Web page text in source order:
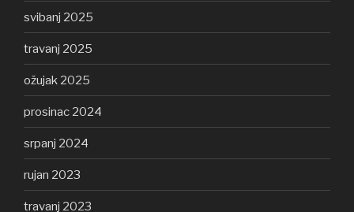
svibanj 2025
travanj 2025
ožujak 2025
prosinac 2024
srpanj 2024
rujan 2023
travanj 2023